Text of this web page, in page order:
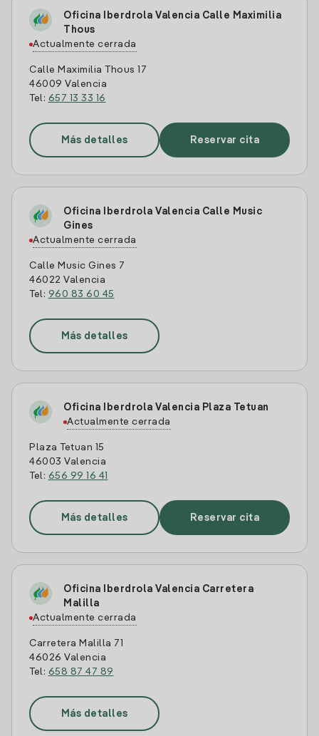
Oficina Iberdrola Valencia Calle Maximilia
Thous
Actualmente cerrada
Calle Maximilia Thous 17
46009 Valencia
Tel: 657 13 33 16
Más detalles Reservar cita
Oficina Iberdrola Valencia Calle Music
Gines
Actualmente cerrada
Calle Music Gines 7
46022 Valencia
Tel: 960 83 60 45
Más detalles
Oficina Iberdrola Valencia Plaza Tetuan
Actualmente cerrada
Plaza Tetuan 15
46003 Valencia
Tel: 656 99 16 41
Más detalles Reservar cita
Oficina Iberdrola Valencia Carretera
Malilla
Actualmente cerrada
Carretera Malilla 71
46026 Valencia
Tel: 658 87 47 89
Más detalles